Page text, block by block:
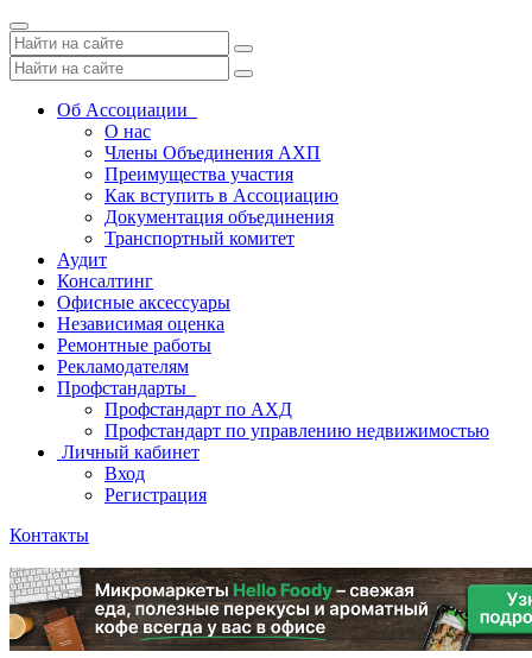
Toggle
navigation
Об Ассоциации
О нас
Члены Объединения АХП
Преимущества участия
Как вступить в Ассоциацию
Документация объединения
Транспортный комитет
Аудит
Консалтинг
Офисные аксессуары
Независимая оценка
Ремонтные работы
Рекламодателям
Профстандарты
Профстандарт по АХД
Профстандарт по управлению недвижимостью
Личный кабинет
Вход
Регистрация
Контакты